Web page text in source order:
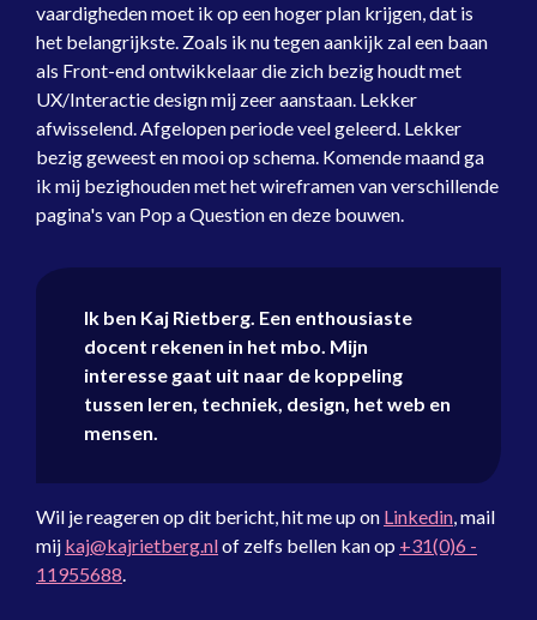
vaardigheden moet ik op een hoger plan krijgen, dat is
het belangrijkste. Zoals ik nu tegen aankijk zal een baan
als Front-end ontwikkelaar die zich bezig houdt met
UX/Interactie design mij zeer aanstaan. Lekker
afwisselend. Afgelopen periode veel geleerd. Lekker
bezig geweest en mooi op schema. Komende maand ga
ik mij bezighouden met het wireframen van verschillende
pagina's van Pop a Question en deze bouwen.
Ik ben Kaj Rietberg. Een enthousiaste
docent rekenen in het mbo. Mijn
interesse gaat uit naar de koppeling
tussen leren, techniek, design, het web en
mensen.
Wil je reageren op dit bericht, hit me up on Linkedin, mail
mij kaj@kajrietberg.nlof zelfs bellen kan op +31(0)6 -
11955688.